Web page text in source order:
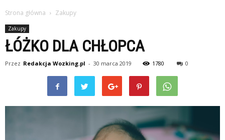
Strona główna Zakupy
Zakupy
ŁÓŻKO DLA CHŁOPCA
Przez Redakcja Wozking.pl - 30 marca 2019 1780 0